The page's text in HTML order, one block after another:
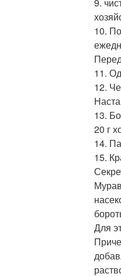
10.
11.
12.
13.
20 г
14.
15.
Для